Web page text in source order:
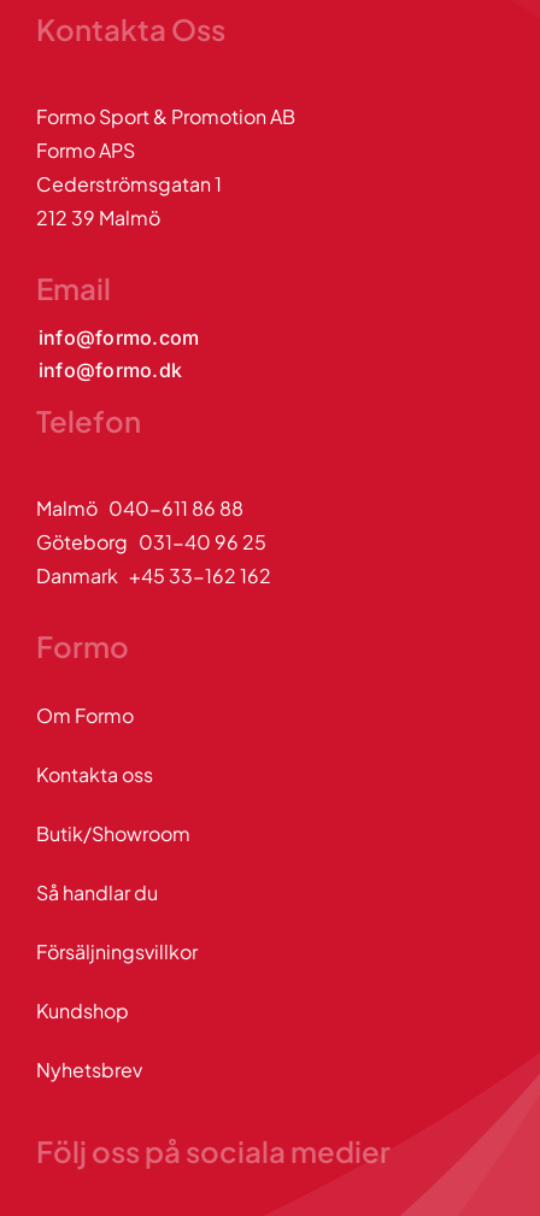
Kontakta Oss
Formo Sport & Promotion AB
Formo APS
Cederströmsgatan 1
212 39 Malmö
Email
info@formo.com
info@formo.dk
Telefon
Malmö 040-611 86 88
Göteborg 031-40 96 25
Danmark +45 33-162 162
Formo
Om Formo
Kontakta oss
Butik/Showroom
Så handlar du
Försäljningsvillkor
Kundshop
Nyhetsbrev
Följ oss på sociala medier